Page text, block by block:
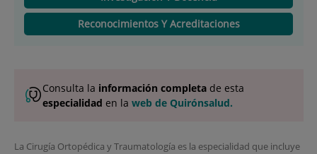
Reconocimientos Y Acreditaciones
Consulta la información completade esta
especialidad en la web de Quirónsalud.
La Cirugía Ortopédica y Traumatología es la especialidad que incluye